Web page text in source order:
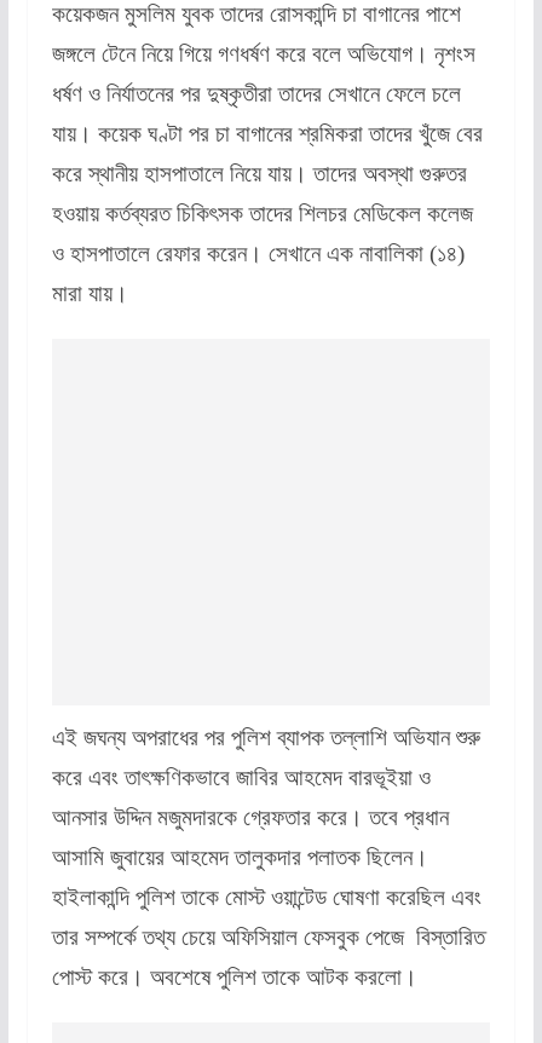
কয়েকজন মুসলিম যুবক তাদের রোসকান্দি চা বাগানের পাশে
জঙ্গলে টেনে নিয়ে গিয়ে গণধর্ষণ করে বলে অভিযোগ। নৃশংস
ধর্ষণ ও নির্যাতনের পর দুষ্কৃতীরা তাদের সেখানে ফেলে চলে
যায়। কয়েক ঘণ্টা পর চা বাগানের শ্রমিকরা তাদের খুঁজে বের
করে স্থানীয় হাসপাতালে নিয়ে যায়। তাদের অবস্থা গুরুতর
হওয়ায় কর্তব্যরত চিকিৎসক তাদের শিলচর মেডিকেল কলেজ
ও হাসপাতালে রেফার করেন। সেখানে এক নাবালিকা (১৪)
মারা যায়।
এই জঘন্য অপরাধের পর পুলিশ ব্যাপক তল্লাশি অভিযান শুরু
করে এবং তাৎক্ষণিকভাবে জাবির আহমেদ বারভূইয়া ও
আনসার উদ্দিন মজুমদারকে গ্রেফতার করে। তবে প্রধান
আসামি জুবায়ের আহমেদ তালুকদার পলাতক ছিলেন।
হাইলাকান্দি পুলিশ তাকে মোস্ট ওয়ান্টেড ঘোষণা করেছিল এবং
তার সম্পর্কে তথ্য চেয়ে অফিসিয়াল ফেসবুক পেজে বিস্তারিত
পোস্ট করে। অবশেষে পুলিশ তাকে আটক করলো।